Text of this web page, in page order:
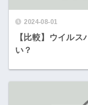
2024-08-01
【比較】ウイル
い？